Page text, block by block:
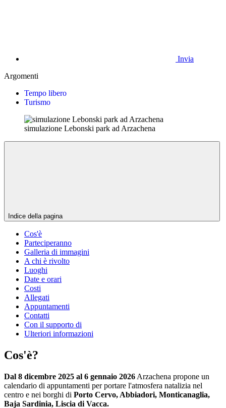
Invia
Argomenti
Tempo libero
Turismo
simulazione Lebonski park ad Arzachena
Indice della pagina
Cos'è
Parteciperanno
Galleria di immagini
A chi è rivolto
Luoghi
Date e orari
Costi
Allegati
Appuntamenti
Contatti
Con il supporto di
Ulteriori informazioni
Cos'è?
Dal 8 dicembre 2025 al 6 gennaio 2026 Arzachena propone un
calendario di appuntamenti per portare l'atmosfera natalizia nel
centro e nei borghi di Porto Cervo, Abbiadori, Monticanaglia,
Baja Sardinia, Liscia di Vacca.